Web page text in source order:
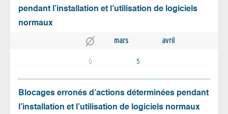
pendant l’installation et l’utilisation de logiciels
normaux
mars avril
0 5
Blocages erronés d’actions déterminées pendant
l’installation et l’utilisation de logiciels normaux